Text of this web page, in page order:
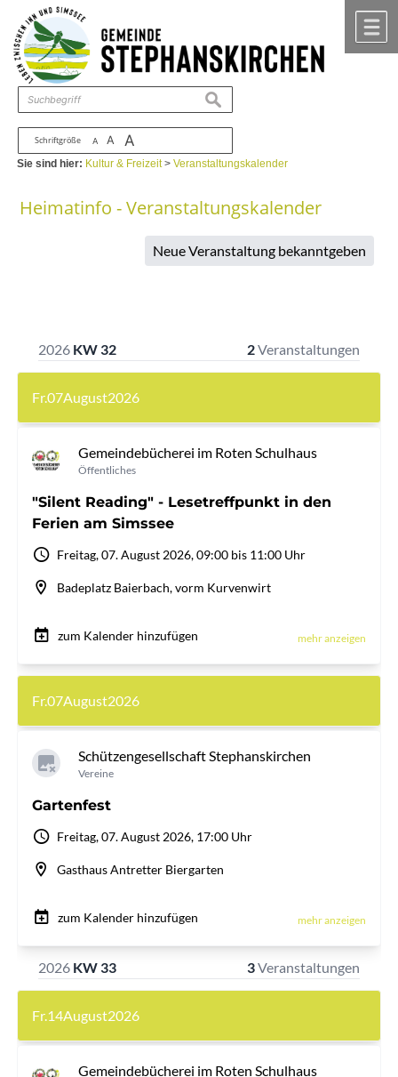
Zum Inhalt ,zur Navigation
Schriftgröße A A A
suchen
Sie sind hier: Kultur & Freizeit>Veranstaltungskalender
Heimatinfo - Veranstaltungskalender